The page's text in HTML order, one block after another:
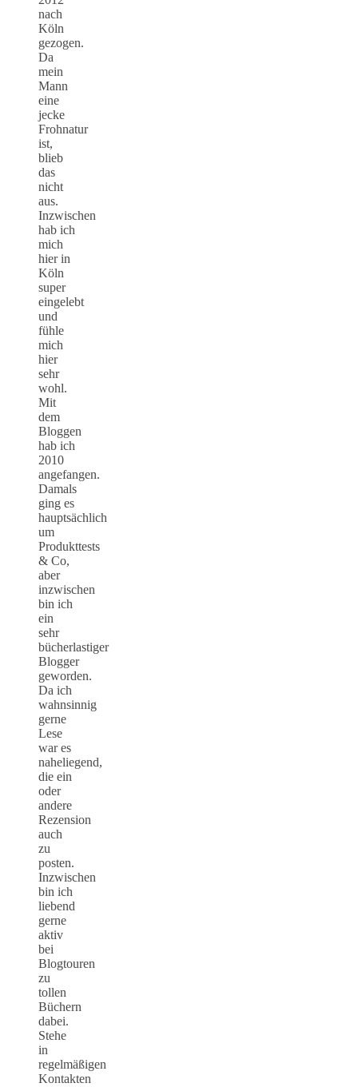
nach
Köln
gezogen.
Da
mein
Mann
eine
jecke
Frohnatur
ist,
blieb
das
nicht
aus.
Inzwischen
hab ich
mich
hier in
Köln
super
eingelebt
und
fühle
mich
hier
sehr
wohl.
Mit
dem
Bloggen
hab ich
2010
angefangen.
Damals
ging es
hauptsächlich
um
Produkttests
& Co,
aber
inzwischen
bin ich
ein
sehr
bücherlastiger
Blogger
geworden.
Da ich
wahnsinnig
gerne
Lese
war es
naheliegend,
die ein
oder
andere
Rezension
auch
zu
posten.
Inzwischen
bin ich
liebend
gerne
aktiv
bei
Blogtouren
zu
tollen
Büchern
dabei.
Stehe
in
regelmäßigen
Kontakten